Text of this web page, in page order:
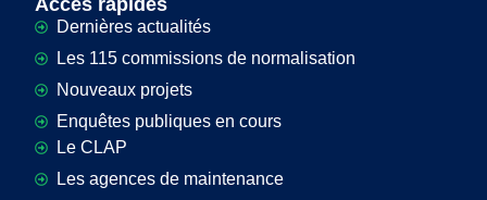
Accès rapides
Dernières actualités
Les 115 commissions de normalisation
Nouveaux projets
Enquêtes publiques en cours
Le CLAP
Les agences de maintenance